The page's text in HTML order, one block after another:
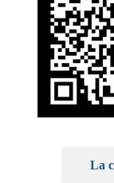
La